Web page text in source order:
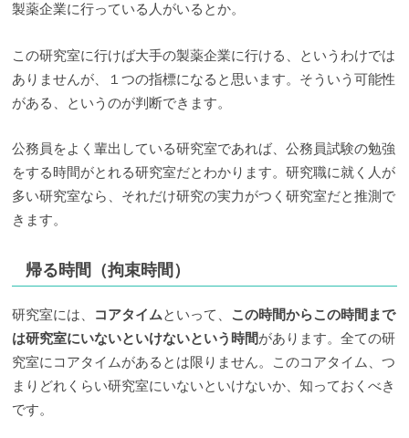
製薬企業に行っている人がいるとか。
この研究室に行けば大手の製薬企業に行ける、というわけでは
ありませんが、１つの指標になると思います。そういう可能性
がある、というのが判断できます。
公務員をよく輩出している研究室であれば、公務員試験の勉強
をする時間がとれる研究室だとわかります。研究職に就く人が
多い研究室なら、それだけ研究の実力がつく研究室だと推測で
きます。
帰る時間（拘束時間）
研究室には、 コアタイムといって、 この時間からこの時間まで
は研究室にいないといけないという時間があります。全ての研
究室にコアタイムがあるとは限りません。このコアタイム、つ
まりどれくらい研究室にいないといけないか、知っておくべき
です。